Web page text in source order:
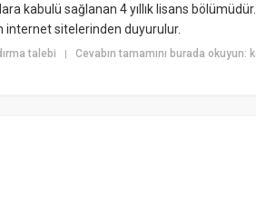
kabulü sağlanan 4 yıllık lisans
internet sitelerinden duyurulur.
talebi | Cevabın tamamını burada okuyun: